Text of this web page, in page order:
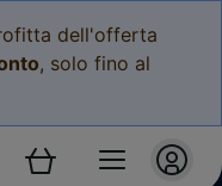
dell'offerta
, solo fino al